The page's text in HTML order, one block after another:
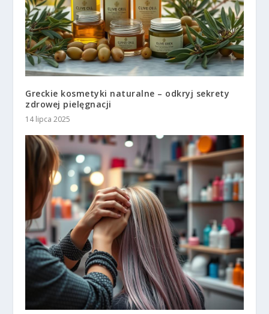
Greckie kosmetyki naturalne – odkryj sekrety
zdrowej pielęgnacji
14 lipca 2025